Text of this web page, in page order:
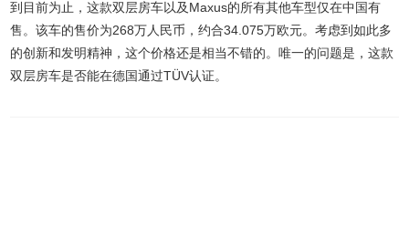
到目前为止，这款双层房车以及Maxus的所有其他车型仅在中国有
售。该车的售价为268万人民币，约合34.075万欧元。考虑到如此多
的创新和发明精神，这个价格还是相当不错的。唯一的问题是，这款
双层房车是否能在德国通过TÜV认证。